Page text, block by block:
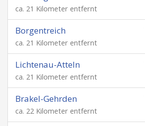
ca. 21 Kilometer entfernt
Borgentreich
ca. 21 Kilometer entfernt
Lichtenau-Atteln
ca. 21 Kilometer entfernt
Brakel-Gehrden
ca. 22 Kilometer entfernt